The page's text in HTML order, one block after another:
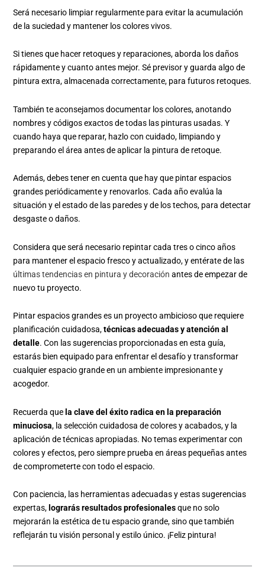
Será necesario limpiar regularmente para evitar la acumulación
de la suciedad y mantener los colores vivos.
Si tienes que hacer retoques y reparaciones, aborda los daños
rápidamente y cuanto antes mejor. Sé previsor y guarda algo de
pintura extra, almacenada correctamente, para futuros retoques.
También te aconsejamos documentar los colores, anotando
nombres y códigos exactos de todas las pinturas usadas. Y
cuando haya que reparar, hazlo con cuidado, limpiando y
preparando el área antes de aplicar la pintura de retoque.
Además, debes tener en cuenta que hay que pintar espacios
grandes periódicamente y renovarlos. Cada año evalúa la
situación y el estado de las paredes y de los techos, para detectar
desgaste o daños.
Considera que será necesario repintar cada tres o cinco años
para mantener el espacio fresco y actualizado, y entérate de las
últimas tendencias en pintura y decoración antes de empezar de
nuevo tu proyecto.
Pintar espacios grandes es un proyecto ambicioso que requiere
planificación cuidadosa,técnicas adecuadas y atención al
detalle. Con las sugerencias proporcionadas en esta guía,
estarás bien equipado para enfrentar el desafío y transformar
cualquier espacio grande en un ambiente impresionante y
acogedor.
Recuerda que la clave del éxito radica en la preparación
minuciosa, la selección cuidadosa de colores y acabados, y la
aplicación de técnicas apropiadas. No temas experimentar con
colores y efectos, pero siempre prueba en áreas pequeñas antes
de comprometerte con todo el espacio.
Con paciencia, las herramientas adecuadas y estas sugerencias
expertas, lograrás resultados profesionalesque no solo
mejorarán la estética de tu espacio grande, sino que también
reflejarán tu visión personal y estilo único. ¡Feliz pintura!